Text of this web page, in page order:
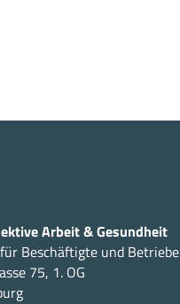
Arbeit & Gesundheit
Beschäftigte und Betriebe
75, 1. OG